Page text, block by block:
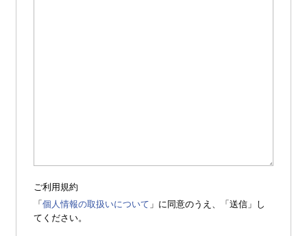
ご利用規約
「個人情報の取扱いについて 」に同意のうえ、「送信」し
てください。